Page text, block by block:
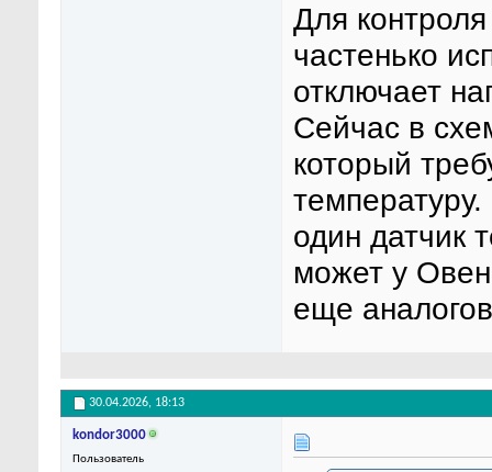
Для
частенько
отключает
Сейчас в
который
один датчик
может у
еще
30.04.2026, 18:13
kondor3000
Пользователь